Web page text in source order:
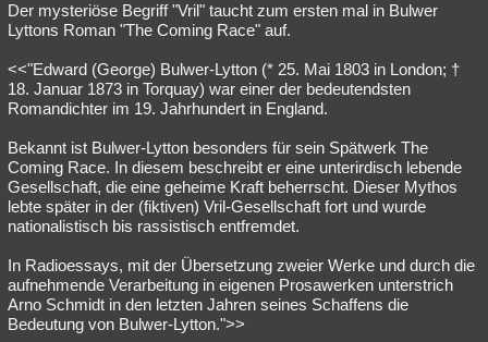
Der mysteriöse Begriff "Vril" taucht zum ersten mal in Bulwer
Lyttons Roman "The Coming Race" auf.
<<"Edward (George) Bulwer-Lytton (* 25. Mai 1803 in London; †
18. Januar 1873 in Torquay) war einer der bedeutendsten
Romandichter im 19. Jahrhundert in England.
Bekannt ist Bulwer-Lytton besonders für sein Spätwerk The
Coming Race. In diesem beschreibt er eine unterirdisch lebende
Gesellschaft, die eine geheime Kraft beherrscht. Dieser Mythos
lebte später in der (fiktiven) Vril-Gesellschaft fort und wurde
nationalistisch bis rassistisch entfremdet.
In Radioessays, mit der Übersetzung zweier Werke und durch die
aufnehmende Verarbeitung in eigenen Prosawerken unterstrich
Arno Schmidt in den letzten Jahren seines Schaffens die
Bedeutung von Bulwer-Lytton.">>